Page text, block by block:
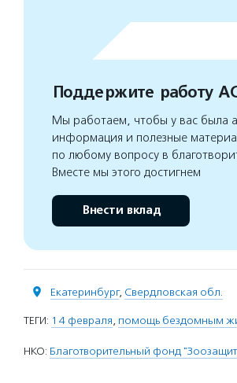
Поддержите работу
Мы работаем, чтобы у вас была
информация и полезные
по любому вопросу в
Вместе мы этого достигнем
Внести вклад
Екатеринбург, Свердловская обл.
ТЕГИ: 14 февраля, помощь бездомным
НКО: Благотворительный фонд